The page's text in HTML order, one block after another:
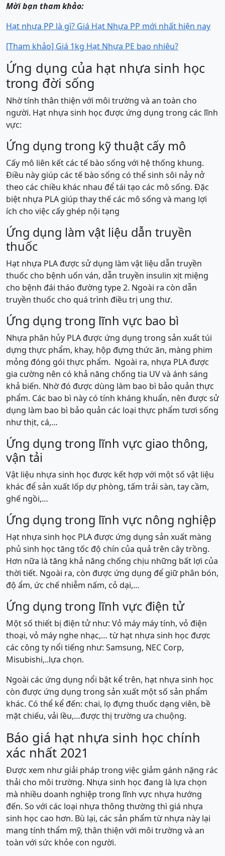
Mời bạn tham khảo:
Hạt nhựa PP là gì? Giá Hạt Nhựa PP mới nhất hiện nay
[Tham khảo] Giá 1kg Hạt Nhựa PE bao nhiêu?
Ứng dụng của hạt nhựa sinh học
trong đời sống
Nhờ tính thân thiện với môi trường và an toàn cho
người. Hạt nhựa sinh học được ứng dụng trong các lĩnh
vực:
Ứng dụng trong kỹ thuật cấy mô
Cấy mô liên kết các tế bào sống với hệ thống khung.
Điều này giúp các tế bào sống có thể sinh sôi nảy nở
theo các chiều khác nhau để tái tạo các mô sống. Đặc
biệt nhựa PLA giúp thay thế các mô sống và mang lợi
ích cho việc cấy ghép nội tạng
Ứng dụng làm vật liệu dẫn truyền
thuốc
Hạt nhựa PLA được sử dụng làm vật liệu dẫn truyền
thuốc cho bệnh uốn ván, dẫn truyền insulin xịt miệng
cho bệnh đái tháo đường type 2. Ngoài ra còn dẫn
truyền thuốc cho quá trình điều trị ung thư.
Ứng dụng trong lĩnh vực bao bì
Nhựa phân hủy PLA được ứng dụng trong sản xuất túi
dựng thực phẩm, khay, hộp đựng thức ăn, màng phim
mỏng đóng gói thực phẩm. Ngoài ra, nhựa PLA được
gia cường nên có khả năng chống tia UV và ánh sáng
khả biến. Nhờ đó được dùng làm bao bì bảo quản thực
phẩm. Các bao bì này có tính kháng khuẩn, nên được sử
dụng làm bao bì bảo quản các loại thực phẩm tươi sống
như thịt, cá,…
Ứng dụng trong lĩnh vực giao thông,
vận tải
Vật liệu nhựa sinh học được kết hợp với một số vật liệu
khác để sản xuất lốp dự phòng, tấm trải sàn, tay cầm,
ghế ngồi,…
Ứng dụng trong lĩnh vực nông nghiệp
Hạt nhựa sinh học PLA được ứng dụng sản xuất màng
phủ sinh học tăng tốc độ chín của quả trên cây trồng.
Hơn nữa là tăng khả năng chống chịu những bất lợi của
thời tiết. Ngoài ra, còn được ứng dụng để giữ phân bón,
độ ẩm, ức chế nhiễm nấm, cỏ dại,…
Ứng dụng trong lĩnh vực điện tử
Một số thiết bị điện tử như: Vỏ máy máy tính, vỏ điện
thoại, vỏ máy nghe nhạc,… từ hạt nhựa sinh học được
các công ty nổi tiếng như: Samsung, NEC Corp,
Misubishi,..lựa chọn.
Ngoài các ứng dụng nổi bật kể trên, hạt nhựa sinh học
còn được ứng dụng trong sản xuất một số sản phẩm
khác. Có thể kể đến: chai, lọ đựng thuốc dạng viên, bề
mặt chiếu, vải lều,…được thị trường ưa chuộng.
Báo giá hạt nhựa sinh học chính
xác nhất 2021
Được xem như giải pháp trong việc giảm gánh nặng rác
thải cho môi trường. Nhựa sinh học đang là lựa chọn
mà nhiều doanh nghiệp trong lĩnh vực nhựa hướng
đến. So với các loại nhựa thông thường thì giá nhựa
sinh học cao hơn. Bù lại, các sản phẩm từ nhựa này lại
mang tính thẩm mỹ, thân thiện với môi trường và an
toàn với sức khỏe con người.